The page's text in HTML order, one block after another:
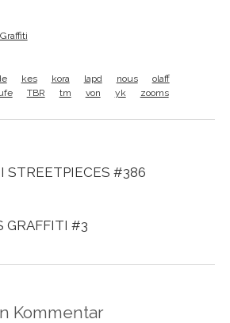
kes kora lapd nous
olaff
TBR tm von yk zooms
STREETPIECES #386
GRAFFITI #3
Kommentar